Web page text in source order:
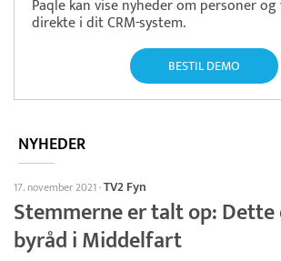
Paqle kan vise nyheder om personer
direkte i dit CRM-system.
BESTIL DEMO
NYHEDER
17. november 2021·TV2 Fyn
Stemmerne er talt op:
byråd i Middelfart